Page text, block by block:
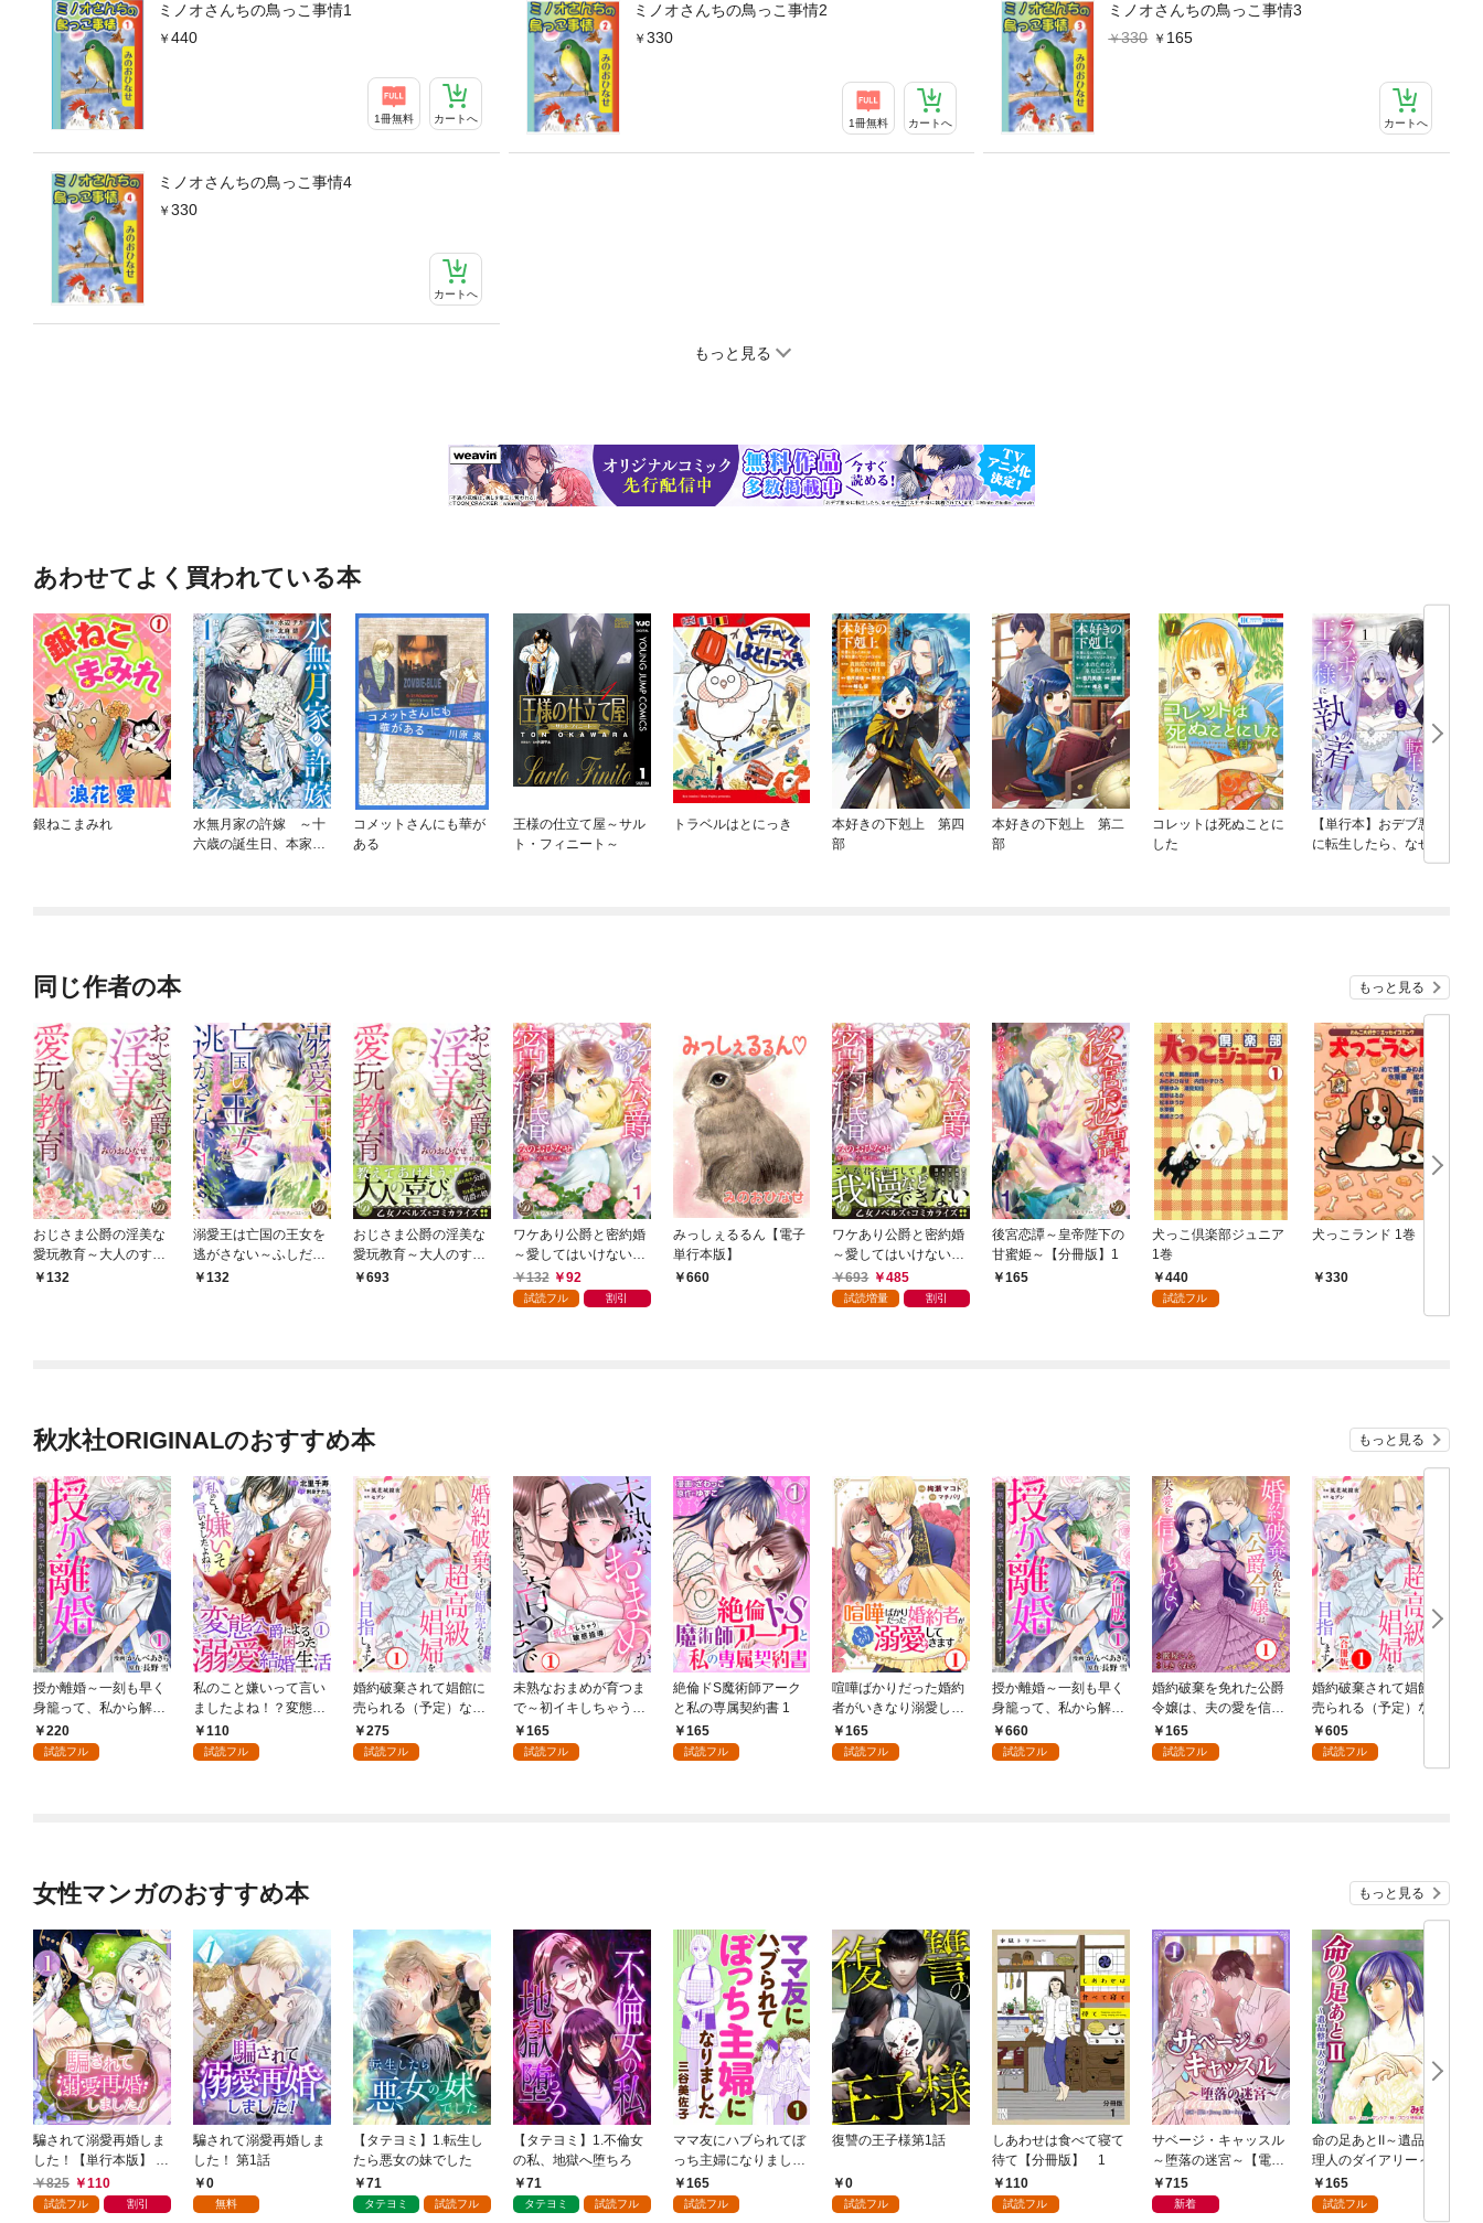
ミノオさんちの鳥っこ事情1
440
1冊無料 カートへ
ミノオさんちの鳥っこ事情2
330
1冊無料 カートへ
ミノオさんちの鳥っこ事情3
330
165
カートへ
ミノオさんちの鳥っこ事情4
330
カートへ
もっと見る
あわせてよく買われている本
銀ねこまみれ
水無月家の許嫁 ～十
六歳の誕生日、本家の
コメットさんにも華が
ある
王様の仕立て屋～サル
ト・フィニート～
トラベルはとにっき
本好きの下剋上 第四
部
本好きの下剋上 第二
部
コレットは死ぬことに
した
【単行本】おデブ悪女
に転生したら、なぜか
ラスボス王子様に執着
同じ作者の本 もっと見る
おじさま公爵の淫美な
愛玩教育～大人のすべ
てを教えてください～
132
溺愛王は亡国の王女を
逃がさない～ふしだら
な蜜月と高潔の契り～
132
おじさま公爵の淫美な
愛玩教育～大人のすべ
てを教えてください～
693
ワケあり公爵と密約婚
～愛してはいけないの
に、新妻が可愛すぎる
～【分冊版】1
132 92
試読フル 割引
みっしぇるるん【電子
単行本版】
660
ワケあり公爵と密約婚
～愛してはいけないの
に、新妻が可愛すぎる
～
693 485
試読増量 割引
後宮恋譚～皇帝陛下の
甘蜜姫～【分冊版】1
165
犬っこ倶楽部ジュニア
1巻
440
試読フル
犬っこランド 1巻
330
秋水社ORIGINALのおすすめ本 もっと見る
授か離婚～一刻も早く
身籠って、私から解放
してさしあげます！1
220
試読フル
私のこと嫌いって言い
ましたよね！？変態公
爵による困った溺愛結
婚生活 1
110
試読フル
婚約破棄されて娼館に
売られる（予定）なの
で、超高級娼婦を目指
します！1
275
試読フル
未熟なおまめが育つま
で～初イキしちゃう敏
感指導～1
165
試読フル
絶倫ドS魔術師アーク
と私の専属契約書 1
165
試読フル
喧嘩ばかりだった婚約
者がいきなり溺愛して
きます1
165
試読フル
授か離婚～一刻も早く
身籠って、私から解放
してさしあげます！
【合冊版】1
660
試読フル
婚約破棄を免れた公爵
令嬢は、夫の愛を信じ
られない1
165
試読フル
婚約破棄されて娼館に
売られる（予定）なの
で、超高級娼婦を目指
します！【合冊版】1
605
試読フル
女性マンガのおすすめ本 もっと見る
騙されて溺愛再婚しま
した！【単行本版】 1
巻825 110
試読フル 割引
騙されて溺愛再婚しま
した！ 第1話
0
無料
【タテヨミ】1.転生し
たら悪女の妹でした
71
タテヨミ 試読フル
【タテヨミ】1.不倫女
の私、地獄へ堕ちろ
71
タテヨミ 試読フル
ママ友にハブられてぼ
っち主婦になりました
【分冊版】 1
165
試読フル
復讐の王子様第1話
0
試読フル
しあわせは食べて寝て
待て【分冊版】 1
110
試読フル
サベージ・キャッスル
～堕落の迷宮～【電子
単行本版】 第1巻
715
新着
命の足あとⅡ～遺品整
理人のダイアリー～
1巻165
試読フル